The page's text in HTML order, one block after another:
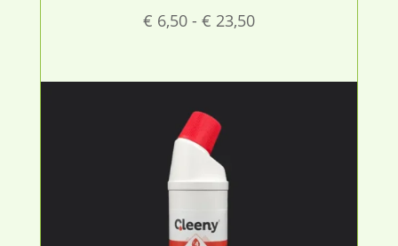
€ 6,50 - € 23,50Prijsklasse: